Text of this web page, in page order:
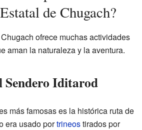
de Chugach?
ofrece muchas actividades
aman la naturaleza y la aventura.
Sendero Iditarod
más famosas es la histórica ruta de
era usado portrineostirados por